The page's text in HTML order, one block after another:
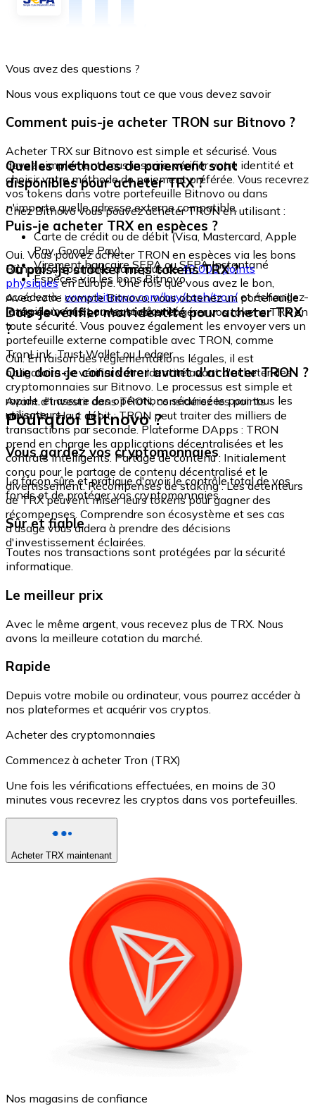
Vous avez des questions ?
Nous vous expliquons tout ce que vous devez savoir
Comment puis-je acheter TRON sur Bitnovo ?
Acheter TRX sur Bitnovo est simple et sécurisé. Vous
devez simplement vous inscrire, vérifier votre identité et
choisir votre méthode de paiement préférée. Vous recevrez
vos tokens dans votre portefeuille Bitnovo ou dans
n'importe quelle adresse externe compatible.
Quelles méthodes de paiement sont
disponibles pour acheter TRX ?
Chez Bitnovo vous pouvez acheter TRON en utilisant :
Carte de crédit ou de débit (Visa, Mastercard, Apple
Pay, Google Pay)
Virement bancaire SEPA ou SEPA Instantané
Espèces via les bons Bitnovo
Puis-je acheter TRX en espèces ?
Oui. Vous pouvez acheter TRON en espèces via les bons
Bitnovo, disponibles dans plus de40 000 points
physiquesen Europe. Une fois que vous avez le bon,
accédez à : www.bitnovo.com/buy/cash/tron/ et échangez-
le rapidement et en toute sécurité.
Où puis-je stocker mes tokens TRX ?
Avec votre compte Bitnovo, vous obtenez un portefeuille
intégré où vous pouvez stocker et gérer vos tokens TRX en
toute sécurité. Vous pouvez également les envoyer vers un
portefeuille externe compatible avec TRON, comme
TronLink, Trust Wallet ou Ledger.
Dois-je vérifier mon identité pour acheter TRX
?
Oui. En raison des réglementations légales, il est
obligatoire de vérifier votre identité avant d'acheter des
cryptomonnaies sur Bitnovo. Le processus est simple et
rapide, et assure des opérations sécurisées pour tous les
utilisateurs.
Que dois-je considérer avant d'acheter TRON ?
Avant d'investir dans TRON, considérez les points
suivants : Haut débit : TRON peut traiter des milliers de
transactions par seconde. Plateforme DApps : TRON
prend en charge les applications décentralisées et les
contrats intelligents. Partage de contenu : Initialement
conçu pour le partage de contenu décentralisé et le
divertissement. Récompenses de staking : Les détenteurs
de TRX peuvent miser leurs tokens pour gagner des
récompenses. Comprendre son écosystème et ses cas
d'usage vous aidera à prendre des décisions
d'investissement éclairées.
Pourquoi Bitnovo ?
Vous gardez vos cryptomonnaies
La façon sûre et pratique d'avoir le contrôle total de vos
fonds et de protéger vos cryptomonnaies.
Sûr et fiable
Toutes nos transactions sont protégées par la sécurité
informatique.
Le meilleur prix
Avec le même argent, vous recevez plus de TRX. Nous
avons la meilleure cotation du marché.
Rapide
Depuis votre mobile ou ordinateur, vous pourrez accéder à
nos plateformes et acquérir vos cryptos.
Acheter des cryptomonnaies
Commencez à acheter Tron (TRX)
Une fois les vérifications effectuées, en moins de 30
minutes vous recevrez les cryptos dans vos portefeuilles.
Acheter TRX maintenant
Nos magasins de confiance